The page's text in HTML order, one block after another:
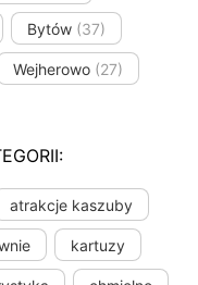
Bytów (37)
Wejherowo (27)
atrakcje kaszuby
kartuzy